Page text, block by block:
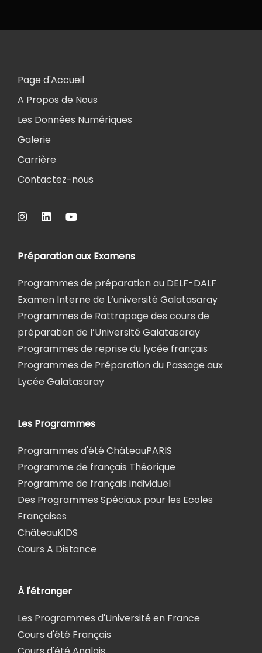
Page d'Accueil
A Propos de Nous
Les Données Numériques
Galerie
Carrière
Contactez-nous
Préparation aux Examens
Programmes de préparation au DELF-DALF
Examen Interne de L’université Galatasaray
Programmes de Rattrapage des cours de
préparation de l’Université Galatasaray
Programmes de reprise du lycée français
Programmes de Préparation du Passage aux
Lycée Galatasaray
Les Programmes
Programmes d'été ChâteauPARIS
Programme de français Théorique
Programme de français individuel
Des Programmes Spéciaux pour les Ecoles
Françaises
ChâteauKIDS
Cours A Distance
À l'étranger
Les Programmes d'Université en France
Cours d'été Français